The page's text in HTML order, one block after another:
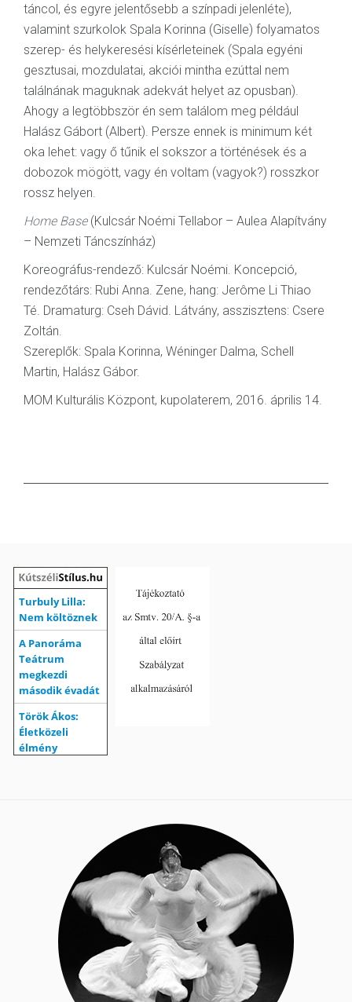
táncol, és egyre jelentősebb a színpadi jelenléte),
valamint szurkolok Spala Korinna (Giselle) folyamatos
szerep- és helykeresési kísérleteinek (Spala egyéni
gesztusai, mozdulatai, akciói mintha ezúttal nem
találnának maguknak adekvát helyet az opusban).
Ahogy a legtöbbször én sem találom meg például
Halász Gábort (Albert). Persze ennek is minimum két
oka lehet: vagy ő tűnik el sokszor a történések és a
dobozok mögött, vagy én voltam (vagyok?) rosszkor
rossz helyen.
Home Base(Kulcsár Noémi Tellabor – Aulea Alapítvány
– Nemzeti Táncszínház)
Koreográfus-rendező: Kulcsár Noémi. Koncepció,
rendezőtárs: Rubi Anna. Zene, hang: Jerôme Li Thiao
Té. Dramaturg: Cseh Dávid. Látvány, asszisztens: Csere
Zoltán.
Szereplők: Spala Korinna, Wéninger Dalma, Schell
Martin, Halász Gábor.
MOM Kulturális Központ, kupolaterem, 2016. április 14.